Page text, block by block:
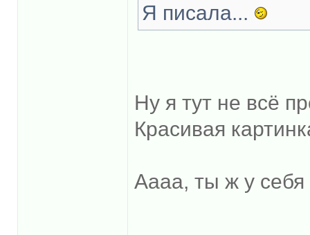
Я писала...
Ну я тут не всё
Красивая
Аааа, ты ж у